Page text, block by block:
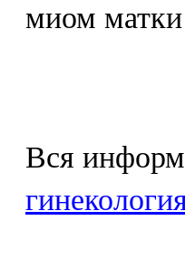
миом матки
Вся